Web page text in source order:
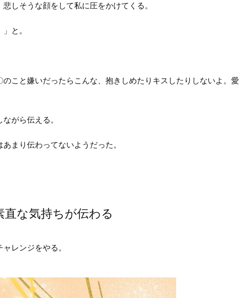
しそうな顔をして私に圧をかけてくる。
と。
のこと嫌いだったらこんな、抱きしめたりキスしたりしないよ。愛
がら伝える。
まり伝わってないようだった。
な気持ちが伝わる
レンジをやる。